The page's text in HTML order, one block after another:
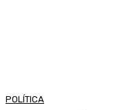
POLÍTICA